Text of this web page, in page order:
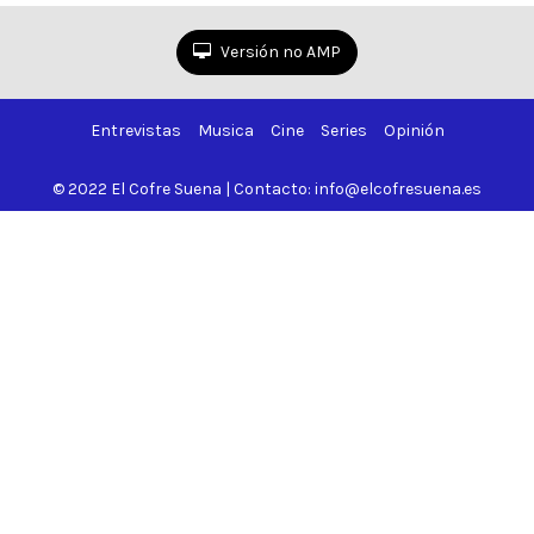
Versión no AMP
Entrevistas Musica Cine Series Opinión
© 2022 El Cofre Suena | Contacto: info@elcofresuena.es